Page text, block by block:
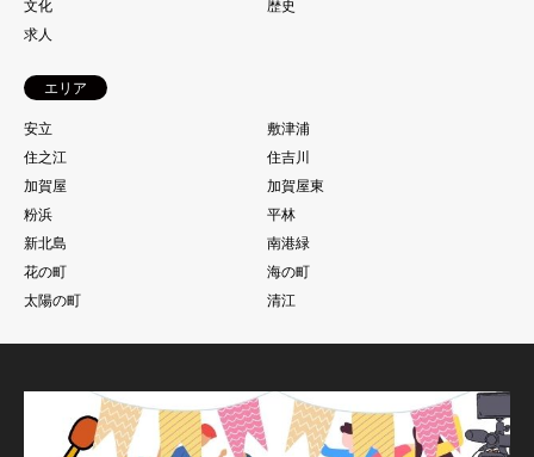
文化
歴史
求人
エリア
安立
敷津浦
住之江
住吉川
加賀屋
加賀屋東
粉浜
平林
新北島
南港緑
花の町
海の町
太陽の町
清江